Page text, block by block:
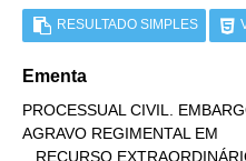
RESULTADO SIMPLES
Ementa
PROCESSUAL CIVIL.
AGRAVO REGIMENTAL EM